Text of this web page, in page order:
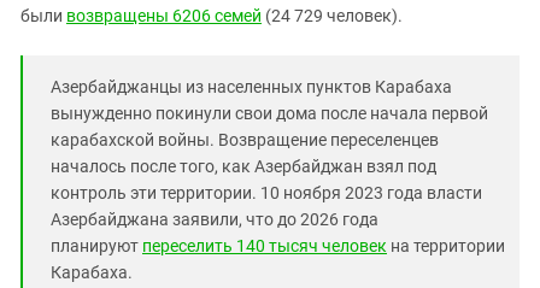
Южный Кавказ
были возвращены 6206 семей (24 729 человек).
Азербайджанцы из населенных пунктов Карабаха
вынужденно покинули свои дома после начала первой
карабахской войны. Возвращение переселенцев
началось после того, как Азербайджан взял под
контроль эти территории. 10 ноября 2023 года власти
Азербайджана заявили, что до 2026 года
планируют переселить 140 тысяч человек на территории
Карабаха.